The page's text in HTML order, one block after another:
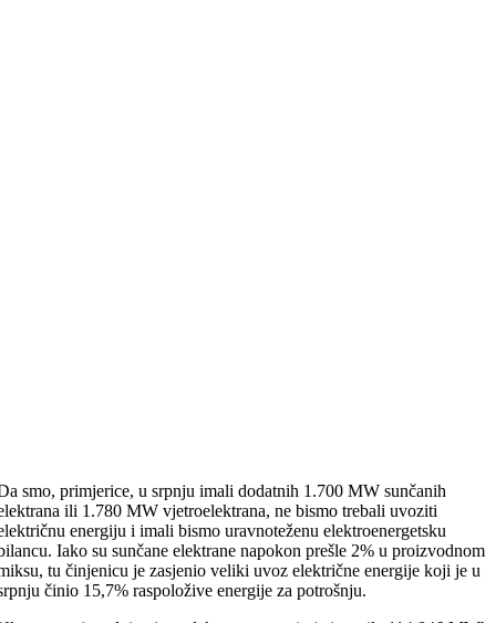
smo, primjerice, u srpnju imali dodatnih 1.700 MW sunčanih
ili 1.780 MW vjetroelektrana, ne bismo trebali uvoziti
energiju i imali bismo uravnoteženu elektroenergetsku
Iako su sunčane elektrane napokon prešle 2% u proizvodnom
tu činjenicu je zasjenio veliki uvoz električne energije koji je u
činio 15,7% raspoložive energije za potrošnju.